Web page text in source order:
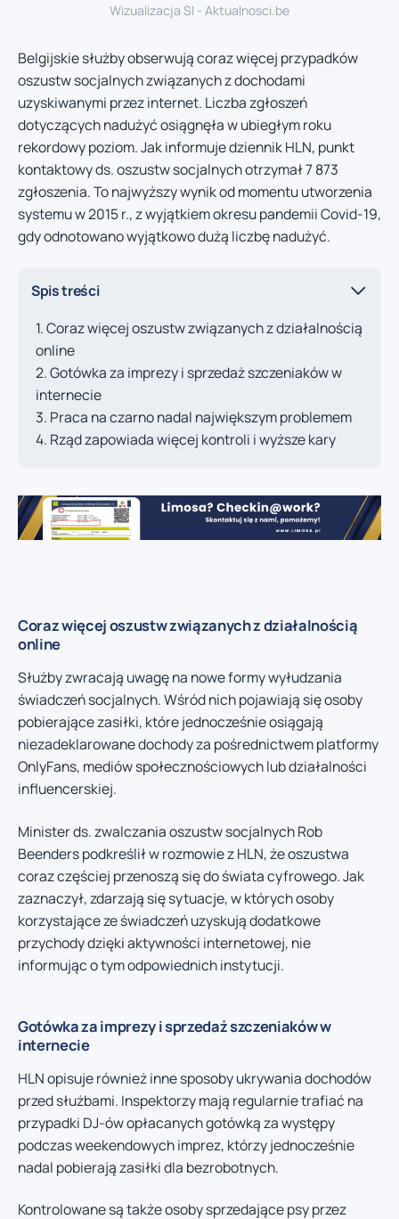
Wizualizacja SI - Aktualnosci.be
Belgijskie służby obserwują coraz więcej przypadków
oszustw socjalnych związanych z dochodami
uzyskiwanymi przez internet. Liczba zgłoszeń
dotyczących nadużyć osiągnęła w ubiegłym roku
rekordowy poziom. Jak informuje dziennik HLN, punkt
kontaktowy ds. oszustw socjalnych otrzymał 7 873
zgłoszenia. To najwyższy wynik od momentu utworzenia
systemu w 2015 r., z wyjątkiem okresu pandemii Covid-19,
gdy odnotowano wyjątkowo dużą liczbę nadużyć.
Spis treści
Coraz więcej oszustw związanych z działalnością
online
Gotówka za imprezy i sprzedaż szczeniaków w
internecie
Praca na czarno nadal największym problemem
Rząd zapowiada więcej kontroli i wyższe kary
Coraz więcej oszustw związanych z działalnością
online
Służby zwracają uwagę na nowe formy wyłudzania
świadczeń socjalnych. Wśród nich pojawiają się osoby
pobierające zasiłki, które jednocześnie osiągają
niezadeklarowane dochody za pośrednictwem platformy
OnlyFans, mediów społecznościowych lub działalności
influencerskiej.
Minister ds. zwalczania oszustw socjalnych Rob
Beenders podkreślił w rozmowie z HLN, że oszustwa
coraz częściej przenoszą się do świata cyfrowego. Jak
zaznaczył, zdarzają się sytuacje, w których osoby
korzystające ze świadczeń uzyskują dodatkowe
przychody dzięki aktywności internetowej, nie
informując o tym odpowiednich instytucji.
Gotówka za imprezy i sprzedaż szczeniaków w
internecie
HLN opisuje również inne sposoby ukrywania dochodów
przed służbami. Inspektorzy mają regularnie trafiać na
przypadki DJ-ów opłacanych gotówką za występy
podczas weekendowych imprez, którzy jednocześnie
nadal pobierają zasiłki dla bezrobotnych.
Kontrolowane są także osoby sprzedające psy przez